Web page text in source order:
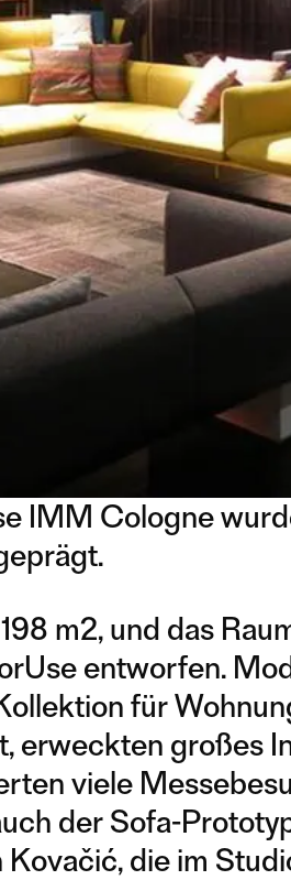
IMM Cologne
m2, und das
entworfen.
für
erweckten großes
viele
der Sofa-
die im